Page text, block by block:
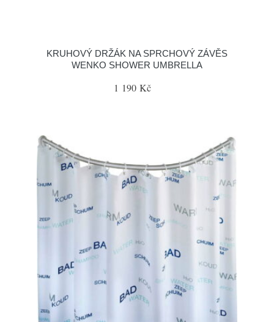
KRUHOVÝ DRŽÁK NA SPRCHOVÝ ZÁVĚS
WENKO SHOWER UMBRELLA
1 190 Kč